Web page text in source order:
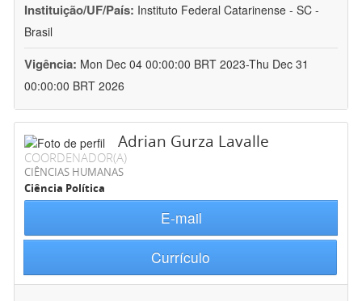
Instituição/UF/País: Instituto Federal Catarinense - SC -
Brasil
Vigência: Mon Dec 04 00:00:00 BRT 2023-Thu Dec 31
00:00:00 BRT 2026
Adrian Gurza Lavalle
COORDENADOR(A)
CIÊNCIAS HUMANAS
Ciência Política
E-mail
Currículo